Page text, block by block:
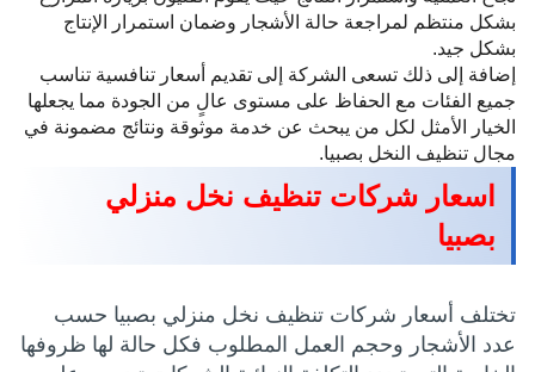
بشكل منتظم لمراجعة حالة الأشجار وضمان استمرار الإنتاج
بشكل جيد.
إضافة إلى ذلك تسعى الشركة إلى تقديم أسعار تنافسية تناسب
جميع الفئات مع الحفاظ على مستوى عالٍ من الجودة مما يجعلها
الخيار الأمثل لكل من يبحث عن خدمة موثوقة ونتائج مضمونة في
مجال تنظيف النخل بصبيا.
اسعار شركات تنظيف نخل منزلي
بصبيا
تختلف أسعار شركات تنظيف نخل منزلي بصبيا حسب
عدد الأشجار وحجم العمل المطلوب فكل حالة لها ظروفها